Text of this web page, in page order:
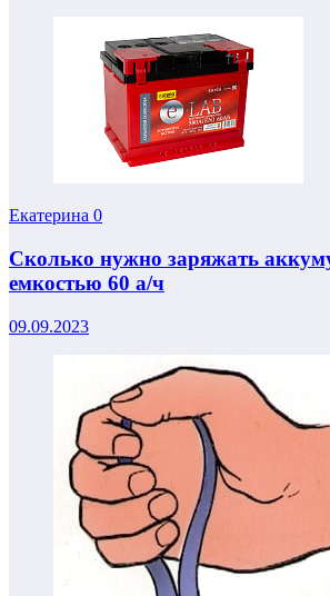
Екатерина 0
Сколько нужно заряжать
емкостью 60 а/ч
09.09.2023